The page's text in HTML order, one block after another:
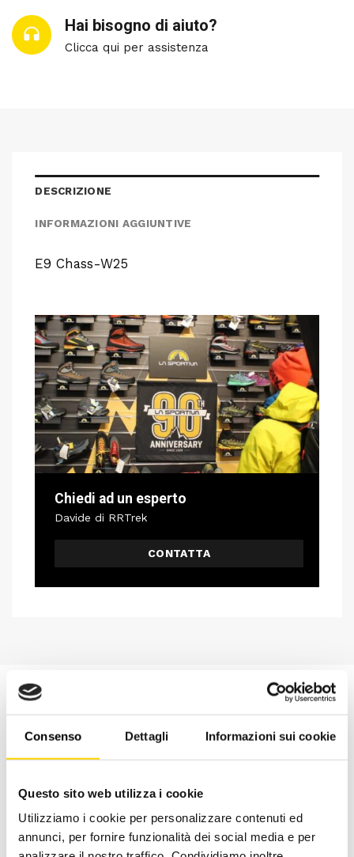
Consenso Dettagli Informazioni sui cookie
Questo sito web utilizza i cookie
Utilizziamo i cookie per personalizzare contenuti ed
annunci, per fornire funzionalità dei social media e per
Hai bisogno di aiuto?
Clicca qui per assistenza
Chiedi ad un esperto
Davide di RRTrek
CONTATTA
DESCRIZIONE
INFORMAZIONI AGGIUNTIVE
E9 Chass-W25